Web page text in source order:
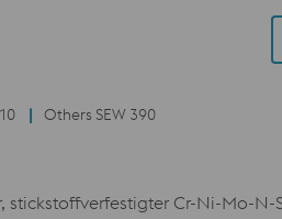
Others SEW 390
stickstoffverfestigter Cr-Ni-Mo-